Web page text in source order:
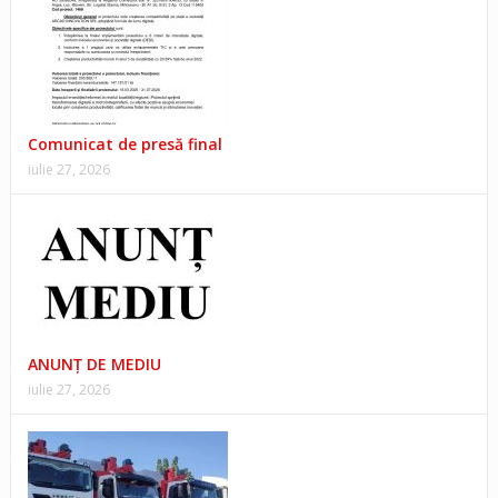
Comunicat de presă final
iulie 27, 2026
ANUNŢ DE MEDIU
iulie 27, 2026